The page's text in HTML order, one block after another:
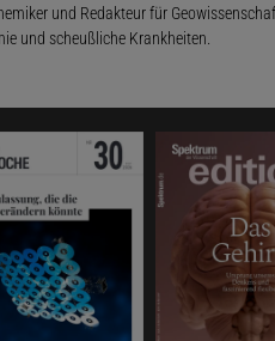
und Redakteur für
und scheußliche Krankheiten.